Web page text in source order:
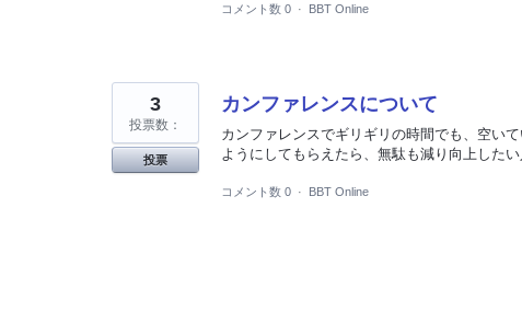
コメント数 0 · BBT Online
カンファレンスについて
カンファレンスでギリギリの時間でも、空い
ようにしてもらえたら、無駄も減り向上した
3
投票数：
投票
コメント数 0 · BBT Online